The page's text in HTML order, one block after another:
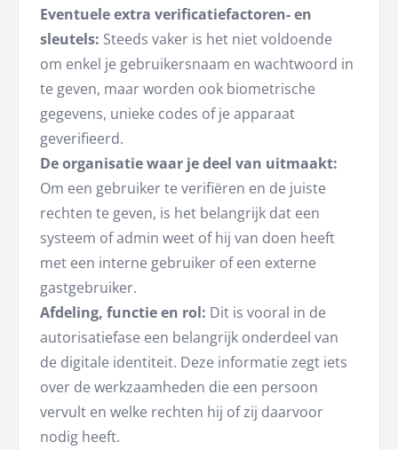
Eventuele extra verificatiefactoren- en
sleutels: Steeds vaker is het niet voldoende
om enkel je gebruikersnaam en wachtwoord in
te geven, maar worden ook biometrische
gegevens, unieke codes of je apparaat
geverifieerd.
De organisatie waar je deel van uitmaakt:
Om een gebruiker te verifiëren en de juiste
rechten te geven, is het belangrijk dat een
systeem of admin weet of hij van doen heeft
met een interne gebruiker of een externe
gastgebruiker.
Afdeling, functie en rol: Dit is vooral in de
autorisatiefase een belangrijk onderdeel van
de digitale identiteit. Deze informatie zegt iets
over de werkzaamheden die een persoon
vervult en welke rechten hij of zij daarvoor
nodig heeft.